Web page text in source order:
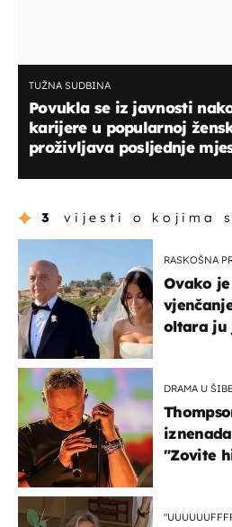
TUŽNA SUDBINA
Povukla se iz javnosti
karijere u popularnoj
proživljava posljednje
3 vijesti o kojima
RASKOŠNA
Ovako
oltara ju
DRAMA U
"Zovite